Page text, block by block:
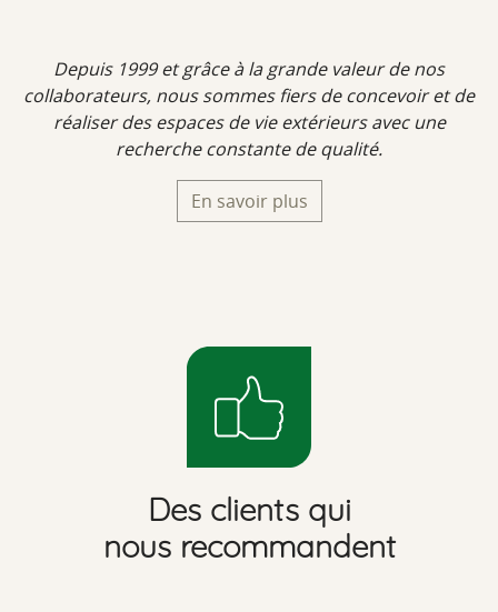
Depuis 1999 et grâce à la grande valeur de nos
collaborateurs, nous sommes fiers de concevoir et de
réaliser des espaces de vie extérieurs avec une
recherche constante de qualité.
En savoir plus
Des clients qui
nous recommandent